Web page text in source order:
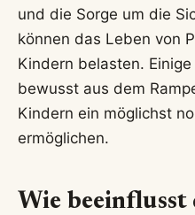
und die Sorge um die
können das Leben von
Kindern belasten.
bewusst aus dem
Kindern ein möglichst
ermöglichen.
Wie beeinflusst